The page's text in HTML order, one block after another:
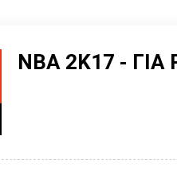
NBA 2K17 - ΓΙΑ